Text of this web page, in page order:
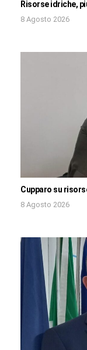
Risorse idriche,
8 Agosto 2026
Cupparo su
8 Agosto 2026